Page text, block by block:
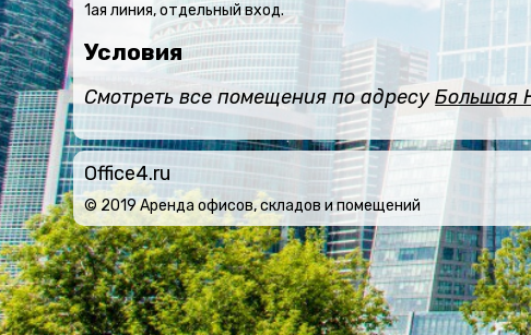
1ая линия, отдельный вход.
Условия
Смотреть все помещения по адресуБольшая
Office4.ru
© 2019 Аренда офисов, складов и помещений